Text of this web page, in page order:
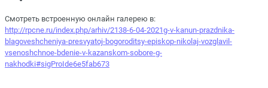
Смотреть встроенную онлайн галерею в:
http://rpcne.ru/index.php/arhiv/2138-6-04-2021g-v-kanun-prazdnika-
blagoveshcheniya-presvyatoj-bogoroditsy-episkop-nikolaj-vozglavil-
vsenoshchnoe-bdenie-v-kazanskom-sobore-g-
nakhodki#sigProIde6e5fab673